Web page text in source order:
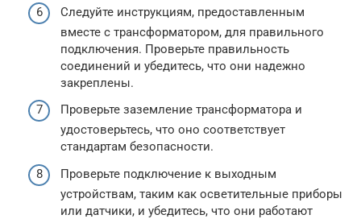
Следуйте инструкциям, предоставленным
вместе с трансформатором, для правильного
подключения. Проверьте правильность
соединений и убедитесь, что они надежно
закреплены.
Проверьте заземление трансформатора и
удостоверьтесь, что оно соответствует
стандартам безопасности.
Проверьте подключение к выходным
устройствам, таким как осветительные приборы
или датчики, и убедитесь, что они работают